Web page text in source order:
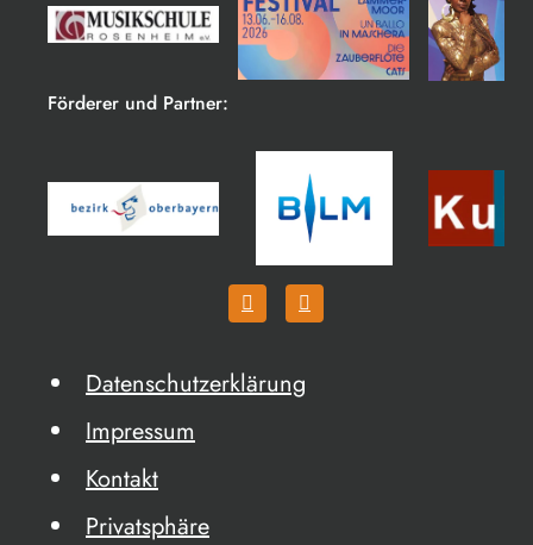
Förderer und Partner:
Datenschutzerklärung
Impressum
Kontakt
Privatsphäre